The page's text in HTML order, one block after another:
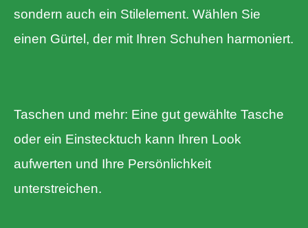
sondern auch ein Stilelement. Wählen Sie
einen Gürtel, der mit Ihren Schuhen harmoniert.
Taschen und mehr: Eine gut gewählte Tasche
oder ein Einstecktuch kann Ihren Look
aufwerten und Ihre Persönlichkeit
unterstreichen.